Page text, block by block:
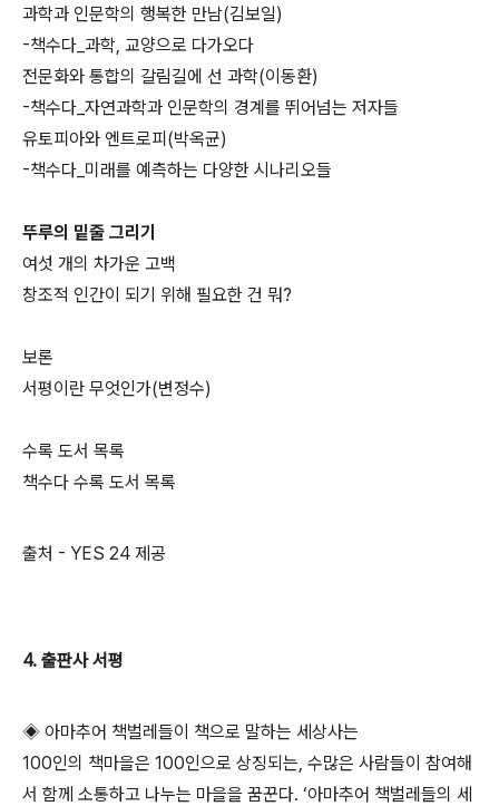
과학과 인문학의 행복한 만남(김보일)
-책수다_과학, 교양으로 다가오다
전문화와 통합의 갈림길에 선 과학(이동환)
-책수다_자연과학과 인문학의 경계를 뛰어넘는 저자들
유토피아와 엔트로피(박옥균)
-책수다_미래를 예측하는 다양한 시나리오들
뚜루의 밑줄 그리기
여섯 개의 차가운 고백
창조적 인간이 되기 위해 필요한 건 뭐?
보론
서평이란 무엇인가(변정수)
수록 도서 목록
책수다 수록 도서 목록
출처 - YES 24 제공
4. 출판사 서평
◈ 아마추어 책벌레들이 책으로 말하는 세상사는
100인의 책마을은 100인으로 상징되는, 수많은 사람들이 참여해
서 함께 소통하고 나누는 마을을 꿈꾼다. ‘아마추어 책벌레들의 세